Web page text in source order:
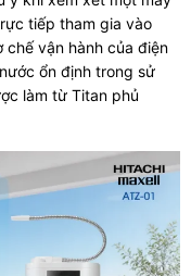
tiếp tham gia vào
vận hành của điện
ổn định trong sử
làm từ Titan phủ